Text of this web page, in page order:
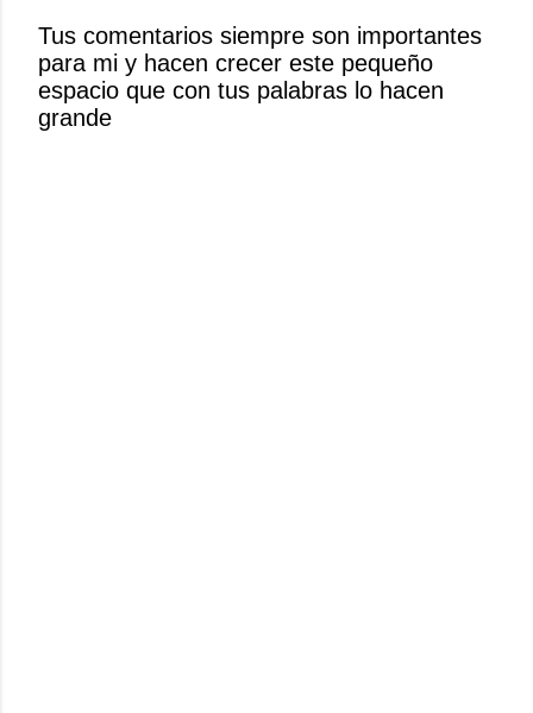
u
n
c
o
Tus comentarios siempre son importantes
para mi y hacen crecer este pequeño
espacio que con tus palabras lo hacen
grande